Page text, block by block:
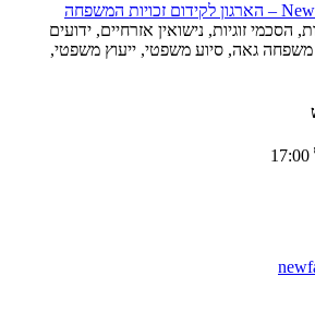
הסכמי זוגיות, נישואין אזרחיים, ידועים
משפחה גאה, סיוע משפטי, ייעוץ משפטי,